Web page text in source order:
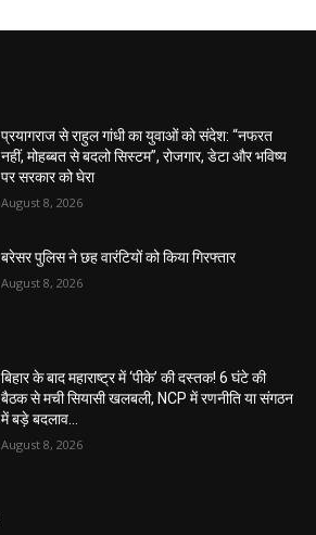
प्रयागराज से राहुल गांधी का युवाओं को संदेश: “नफरत
नहीं, मोहब्बत से बदलो सिस्टम”, रोजगार, डेटा और भविष्य
पर सरकार को घेरा
August 8, 2026
बरेसर पुलिस ने छह वारंटियों को किया गिरफ्तार
August 8, 2026
बिहार के बाद महाराष्ट्र में ‘पीके’ की दस्तक! 6 घंटे की
बैठक से मची सियासी खलबली, NCP में रणनीति या संगठन
में बड़े बदलाव...
August 8, 2026